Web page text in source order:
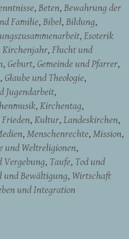
Beten Bewahrung der
Familie Bibel Bildung
Esoterik
Kirchenjahr Flucht und
Geburt Gemeinde und Pfarrer
Glaube und Theologie
Jugendarbeit
Kirchentag
Kultur Landeskirchen
Menschenrechte Mission
und Weltreligionen
Vergebung Taufe Tod und
und Bewältigung Wirtschaft
und Integration